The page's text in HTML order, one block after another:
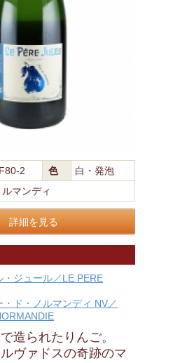
2 色
白・発泡
ルマンディ
詳細を見る
ジュール／LE PERE
・ド・ノルマンディ NV／
造られたりんご。
ヴァドスの奇跡のマ